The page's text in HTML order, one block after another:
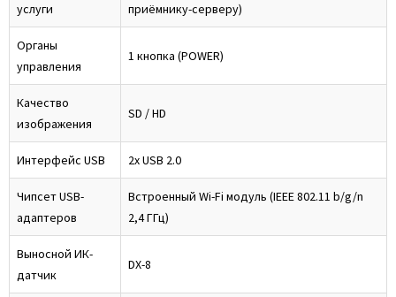
услуги
приёмнику-серверу)
Органы
управления
1 кнопка (POWER)
Качество
изображения
SD / HD
Интерфейс USB 2x USB 2.0
Чипсет USB-
адаптеров
Встроенный Wi-Fi модуль (IEEE 802.11 b/g/n
2,4 ГГц)
Выносной ИК-
датчик
DX-8